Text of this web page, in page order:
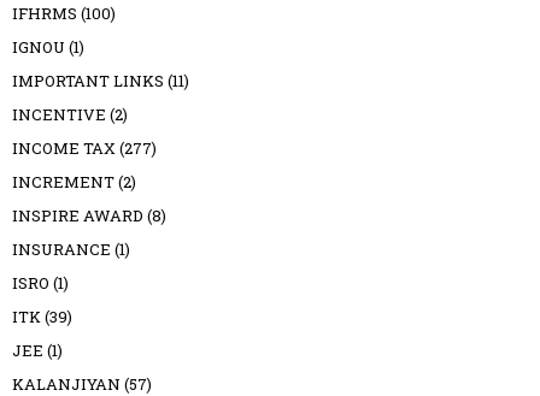
IFHRMS (100)
IGNOU (1)
IMPORTANT LINKS (11)
INCENTIVE (2)
INCOME TAX(277)
INCREMENT(2)
INSPIRE AWARD (8)
INSURANCE (1)
ISRO (1)
ITK(39)
JEE (1)
KALANJIYAN (57)